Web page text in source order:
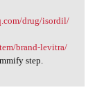
drug/isordil/
brand-levitra/
step.